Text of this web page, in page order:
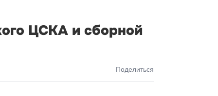
ЦСКА и сборной
Поделиться